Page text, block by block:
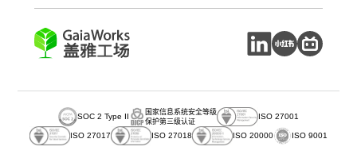
SOC 2 Type II
国家信息系统安全等级
保护第三级认证
ISO 27001
ISO 27017 ISO 27018 ISO 20000 ISO 9001